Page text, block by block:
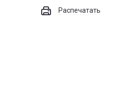
Распечатать